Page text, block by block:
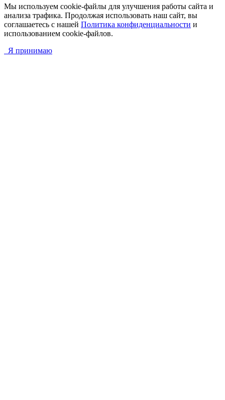
Мы используем cookie-файлы для улучшения работы сайта и
анализа трафика. Продолжая использовать наш сайт, вы
соглашаетесь с нашей Политика конфиденциальности и
использованием cookie-файлов.
Я принимаю